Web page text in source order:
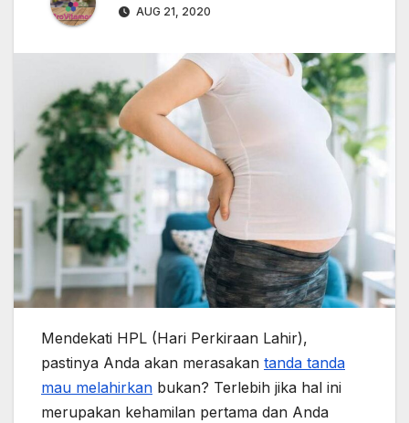
AUG 21, 2020
Mendekati HPL (Hari Perkiraan Lahir),
pastinya Anda akan merasakan tanda tanda
mau melahirkan bukan? Terlebih jika hal ini
merupakan kehamilan pertama dan Anda